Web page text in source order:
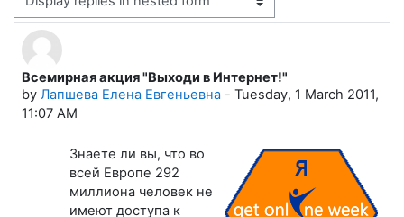
Display mode
Всемирная акция "Выходи в Интернет!"
by Лапшева Елена Евгеньевна - Tuesday, 1 March 2011,
11:07 AM
Number of replies: 0
Знаете ли вы, что во
всей Европе 292
миллиона человек не
имеют доступа к